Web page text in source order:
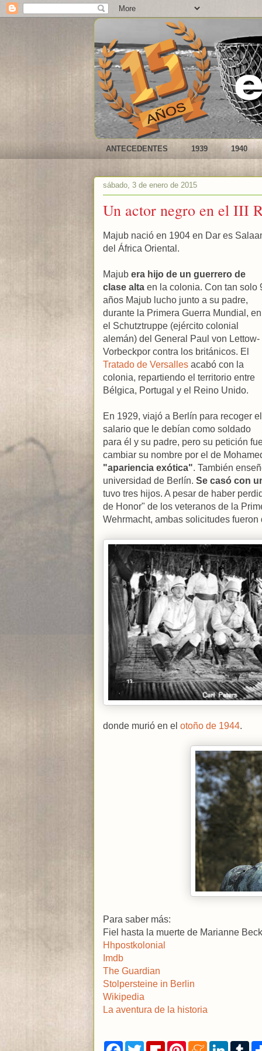
ANTECEDENTES 1939 1940
sábado, 3 de enero de 2015
Un actor negro en el III
Majub nació en 1904 en Dar es
del África Oriental.
Majub era hijo de un guerrero de
clase alta en la colonia. Con tan solo
años Majub lucho junto a su padre,
durante la Primera Guerra Mundial, en
el Schutztruppe (ejército colonial
alemán) del General Paul von Lettow-
Vorbeckpor contra los británicos. El
Tratado de Versalles acabó con la
colonia, repartiendo el territorio entre
Bélgica, Portugal y el Reino Unido.
En 1929, viajó a Berlín para recoger el
salario que le debían como soldado
para él y su padre, pero su petición
cambiar su nombre por el de
"apariencia exótica". También
universidad de Berlín. Se casó con
tuvo tres hijos. A pesar de haber
de Honor" de los veteranos de la
Wehrmacht, ambas solicitudes
donde murió en el otoño de 1944.
Para saber más:
Fiel hasta la muerte de Marianne
Hhpostkolonial
Imdb
The Guardian
Stolpersteine in Berlin
Wikipedia
La aventura de la historia
F
T
F
P
M
L
T